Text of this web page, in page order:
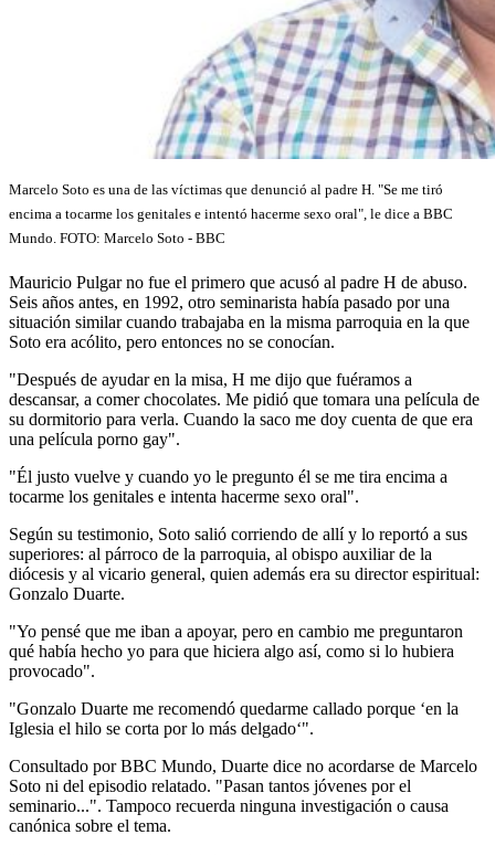
Marcelo Soto es una de las víctimas que denunció al padre H. "Se me tiró
encima a tocarme los genitales e intentó hacerme sexo oral", le dice a BBC
Mundo. FOTO: Marcelo Soto - BBC
Mauricio Pulgar no fue el primero que acusó al padre H de abuso.
Seis años antes, en 1992, otro seminarista había pasado por una
situación similar cuando trabajaba en la misma parroquia en la que
Soto era acólito, pero entonces no se conocían.
"Después de ayudar en la misa, H me dijo que fuéramos a
descansar, a comer chocolates. Me pidió que tomara una película de
su dormitorio para verla. Cuando la saco me doy cuenta de que era
una película porno gay".
"Él justo vuelve y cuando yo le pregunto él se me tira encima a
tocarme los genitales e intenta hacerme sexo oral".
Según su testimonio, Soto salió corriendo de allí y lo reportó a sus
superiores: al párroco de la parroquia, al obispo auxiliar de la
diócesis y al vicario general, quien además era su director espiritual:
Gonzalo Duarte.
"Yo pensé que me iban a apoyar, pero en cambio me preguntaron
qué había hecho yo para que hiciera algo así, como si lo hubiera
provocado".
"Gonzalo Duarte me recomendó quedarme callado porque ‘en la
Iglesia el hilo se corta por lo más delgado‘".
Consultado por BBC Mundo, Duarte dice no acordarse de Marcelo
Soto ni del episodio relatado. "Pasan tantos jóvenes por el
seminario...". Tampoco recuerda ninguna investigación o causa
canónica sobre el tema.